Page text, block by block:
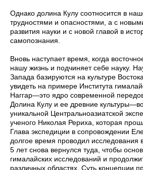
Однако долина Кулу соотносится в
трудностями и опасностями, а с
развития науки и с новой главой в
самопознания.
Вновь наступает время, когда
нашу жизнь и подчиняет себе науку.
Запада базируются на культуре
увидеть на примере Института
Наггар—это ядро современной
Долина Кулу и ее древние
уникальной Центральноазиатской
ученого Николая Рериха, которая
Глава экспедиции в сопровождении
долгое время проводил исследования
5 лет снова вернулся туда, чтобы
гималайских исследований и
различных областях. Суть концепции